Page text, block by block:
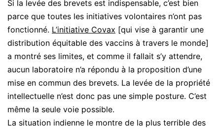
Si la levée des brevets est indispensable, c’est bien
parce que toutes les initiatives volontaires n’ont pas
fonctionné. L’initiative Covax [qui vise à garantir une
distribution équitable des vaccins à travers le monde]
a montré ses limites, et comme il fallait s’y attendre,
aucun laboratoire n’a répondu à la proposition d’une
mise en commun des brevets. La levée de la propriété
intellectuelle n’est donc pas une simple posture. C’est
même la seule voie possible.
La situation indienne le montre de la plus terrible des